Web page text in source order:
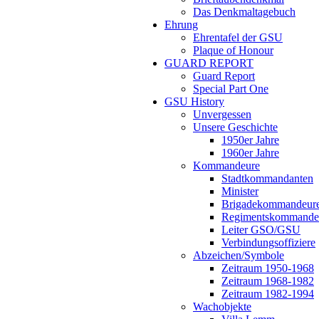
Das Denkmaltagebuch
Ehrung
Ehrentafel der GSU
Plaque of Honour
GUARD REPORT
Guard Report
Special Part One
GSU History
Unvergessen
Unsere Geschichte
1950er Jahre
1960er Jahre
Kommandeure
Stadtkommandanten
Minister
Leiter GSO/GSU
Verbindungsoffiziere
Abzeichen/Symbole
Zeitraum 1950-1968
Zeitraum 1968-1982
Zeitraum 1982-1994
Wachobjekte